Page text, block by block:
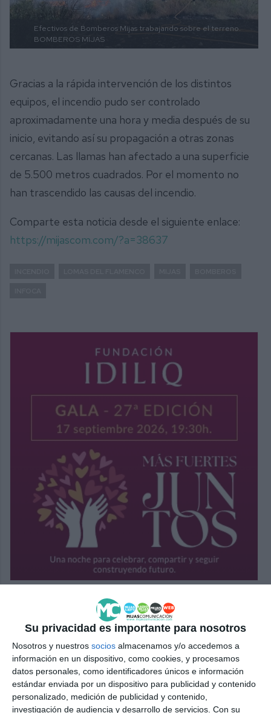
Su privacidad es importante para nosotros
Nosotros y nuestros socios almacenamos y/o accedemos a
información en un dispositivo, como cookies, y procesamos
datos personales, como identificadores únicos e información
estándar enviada por un dispositivo para publicidad y contenido
personalizado, medición de publicidad y contenido,
investigación de audiencia y desarrollo de servicios. Con su
Efectivos de Bomberos Mijas trabajando sobre el terreno.
BOMBEROS MIJAS
Gracias a la rápida intervención de los distintos
equipos, el incendio pudo ser controlado
aproximadamente una hora y media después de su
inicio, evitando así su propagación a otras zonas
cercanas. Las llamas han afectado a una superficie
de 5.500 metros cuadrados. Por el momento no
han trascendido las causas del incendio.
Comparte esta noticia desde el siguiente enlace:
https://mijascom.com/?a=38637